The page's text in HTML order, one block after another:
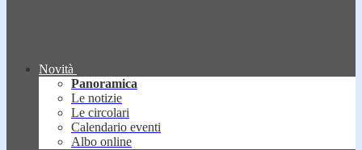
Novità
Panoramica
Le notizie
Le circolari
Calendario eventi
Albo online